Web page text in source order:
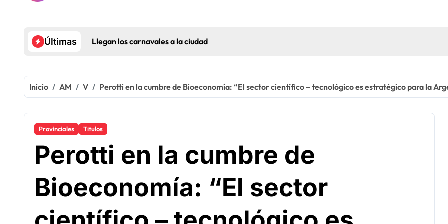
Últimas Llegan los carnavales a la ciudad
Inicio AM V Perotti en la cumbre de Bioeconomía: “El sector científico – tecnológico es estratégico para la
Provinciales Titulos
Perotti en la cumbre de
Bioeconomía: “El sector